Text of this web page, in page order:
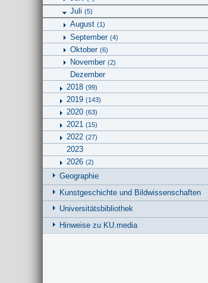
Juli (5)
August (1)
September (4)
Oktober (6)
November (2)
Dezember
2018 (99)
2019 (143)
2020 (63)
2021 (15)
2022 (27)
2023
2026 (2)
Geographie
Kunstgeschichte und Bildwissenschaften
Universitätsbibliothek
Hinweise zu KU.media